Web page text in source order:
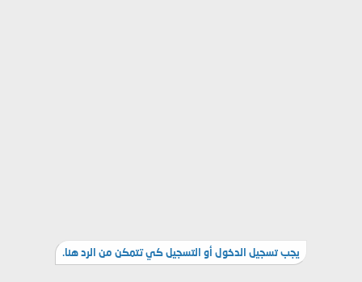
يجب تسجيل الدخول أو التسجيل كي تتمكن من الرد هنا.